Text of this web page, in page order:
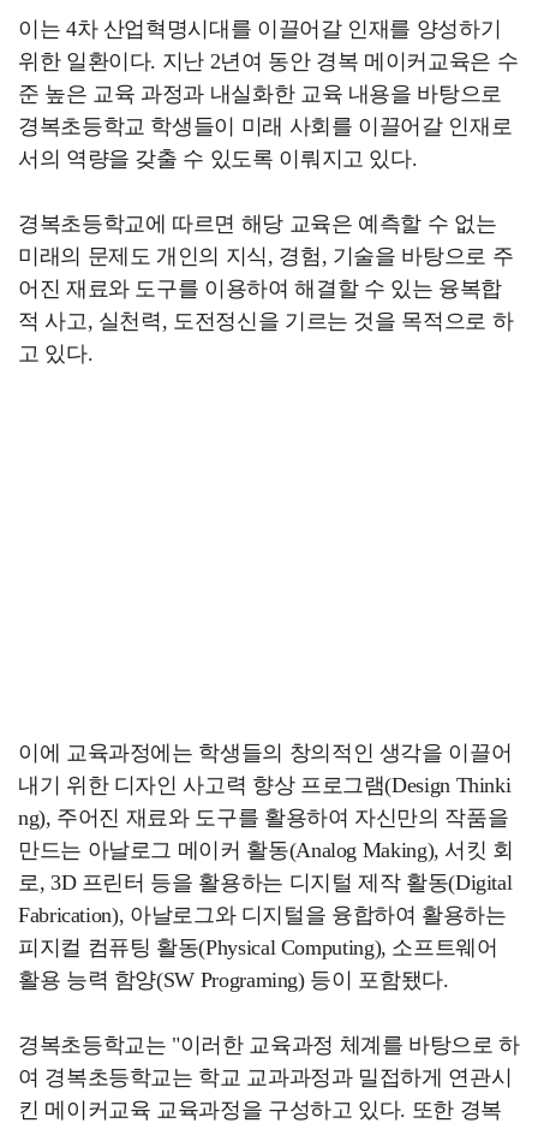
이는 4차 산업혁명시대를 이끌어갈 인재를 양성하기
위한 일환이다. 지난 2년여 동안 경복 메이커교육은 수
준 높은 교육 과정과 내실화한 교육 내용을 바탕으로
경복초등학교 학생들이 미래 사회를 이끌어갈 인재로
서의 역량을 갖출 수 있도록 이뤄지고 있다.
경복초등학교에 따르면 해당 교육은 예측할 수 없는
미래의 문제도 개인의 지식, 경험, 기술을 바탕으로 주
어진 재료와 도구를 이용하여 해결할 수 있는 융복합
적 사고, 실천력, 도전정신을 기르는 것을 목적으로 하
고 있다.
이에 교육과정에는 학생들의 창의적인 생각을 이끌어
내기 위한 디자인 사고력 향상 프로그램(Design Thinki
ng), 주어진 재료와 도구를 활용하여 자신만의 작품을
만드는 아날로그 메이커 활동(Analog Making), 서킷 회
로, 3D 프린터 등을 활용하는 디지털 제작 활동(Digital
Fabrication), 아날로그와 디지털을 융합하여 활용하는
피지컬 컴퓨팅 활동(Physical Computing), 소프트웨어
활용 능력 함양(SW Programing) 등이 포함됐다.
경복초등학교는 "이러한 교육과정 체계를 바탕으로 하
여 경복초등학교는 학교 교과과정과 밀접하게 연관시
킨 메이커교육 교육과정을 구성하고 있다. 또한 경복